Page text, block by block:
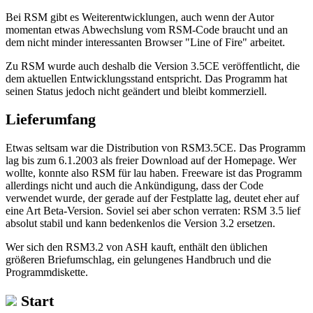
Bei RSM gibt es Weiterentwicklungen, auch wenn der Autor
momentan etwas Abwechslung vom RSM-Code braucht und an
dem nicht minder interessanten Browser "Line of Fire" arbeitet.
Zu RSM wurde auch deshalb die Version 3.5CE veröffentlicht, die
dem aktuellen Entwicklungsstand entspricht. Das Programm hat
seinen Status jedoch nicht geändert und bleibt kommerziell.
Lieferumfang
Etwas seltsam war die Distribution von RSM3.5CE. Das Programm
lag bis zum 6.1.2003 als freier Download auf der Homepage. Wer
wollte, konnte also RSM für lau haben. Freeware ist das Programm
allerdings nicht und auch die Ankündigung, dass der Code
verwendet wurde, der gerade auf der Festplatte lag, deutet eher auf
eine Art Beta-Version. Soviel sei aber schon verraten: RSM 3.5 lief
absolut stabil und kann bedenkenlos die Version 3.2 ersetzen.
Wer sich den RSM3.2 von ASH kauft, enthält den üblichen
größeren Briefumschlag, ein gelungenes Handbruch und die
Programmdiskette.
Start